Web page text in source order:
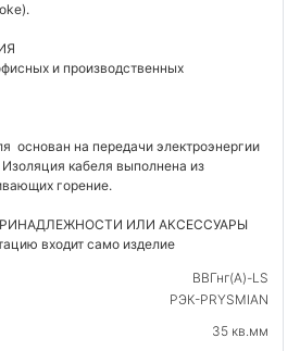
и производственных
основан на передачи электроэнергии
кабеля выполнена из
горение.
ИЛИ АКСЕССУАРЫ
входит само изделие
ВВГнг(А)-LS
РЭК-PRYSMIAN
35 кв.мм